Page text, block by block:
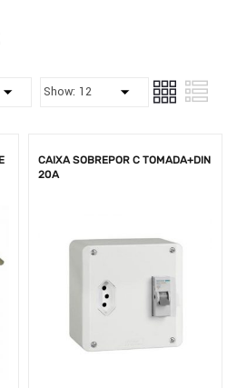
CAIXA SOBREPOR C TOMADA+DIN
20A